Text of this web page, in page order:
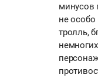
минусов
не особо
тролль,